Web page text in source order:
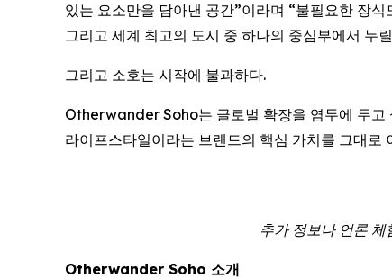
있는 요소만을 담아낸 공간”이라며 “불필요한 장
그리고 세계 최고의 도시 중 하나의 중심부에서 누
그리고 소호는 시작에 불과하다.
Otherwander Soho는 글로벌 확장을 염두에 두고
라이프스타일이라는 브랜드의 핵심 가치를 그대로
추가 정보나 언론
Otherwander Soho 소개